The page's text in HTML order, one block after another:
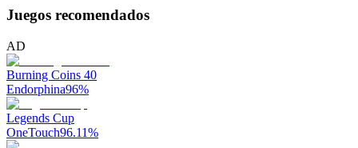
Juegos recomendados
AD
Burning Coins 40
Endorphina96%
Legends Cup
OneTouch96.11%